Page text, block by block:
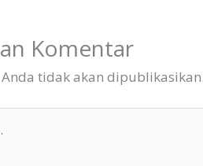
Komentar
tidak akan dipublikasikan.